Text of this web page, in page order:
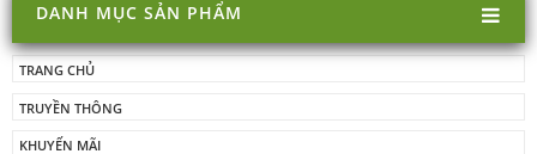
DANH MỤC SẢN PHẨM
TRANG CHỦ
TRUYỀN THÔNG
KHUYẾN MÃI